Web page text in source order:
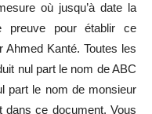
où jusqu’à date la
preuve pour établir ce
Ahmed Kanté. Toutes les
nul part le nom de ABC
part le nom de monsieur
dans ce document. Vous